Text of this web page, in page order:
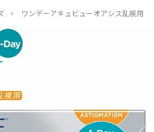
ワンデーアキュビューオアシス乱視用